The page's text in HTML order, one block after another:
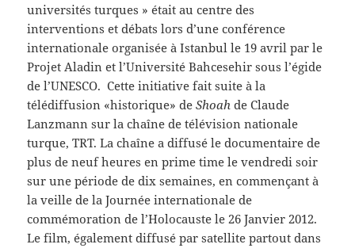
universités turques » était au centre des
interventions et débats lors d’une conférence
internationale organisée à Istanbul le 19 avril par le
Projet Aladin et l’Université Bahcesehir sous l’égide
de l’UNESCO. Cette initiative fait suite à la
télédiffusion «historique» deShoah de Claude
Lanzmann sur la chaîne de télévision nationale
turque, TRT. La chaîne a diffusé le documentaire de
plus de neuf heures en prime time le vendredi soir
sur une période de dix semaines, en commençant à
la veille de la Journée internationale de
commémoration de l’Holocauste le 26 Janvier 2012.
Le film, également diffusé par satellite partout dans